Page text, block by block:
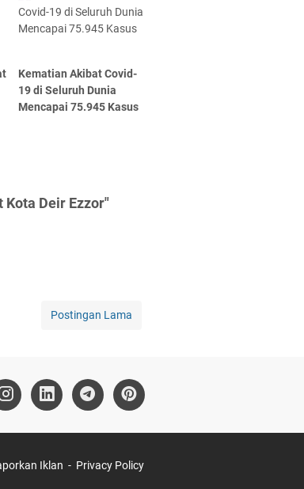
Kematian Akibat Covid-
19 di Seluruh Dunia
Mencapai 75.945 Kasus
Deir Ezzor"
Postingan Lama
Iklan Privacy Policy